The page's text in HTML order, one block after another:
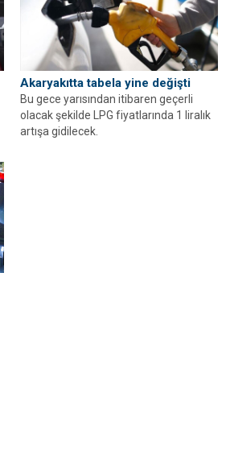
Harry
önce de sihir
Akaryakıtta tabela yine değişti
Bu gece yarısından itibaren geçerli
olacak şekilde LPG fiyatlarında 1 liralık
artışa gidilecek.